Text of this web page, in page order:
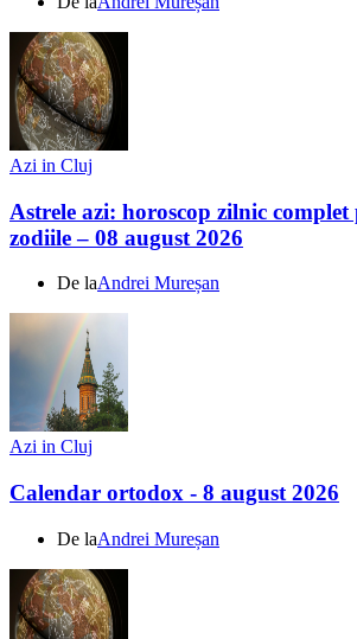
Azi in Cluj
Astrele azi: horoscop zilnic
zodiile – 08 august 2026
De laAndrei Mureșan
Azi in Cluj
Calendar ortodox - 8 august 2026
De laAndrei Mureșan